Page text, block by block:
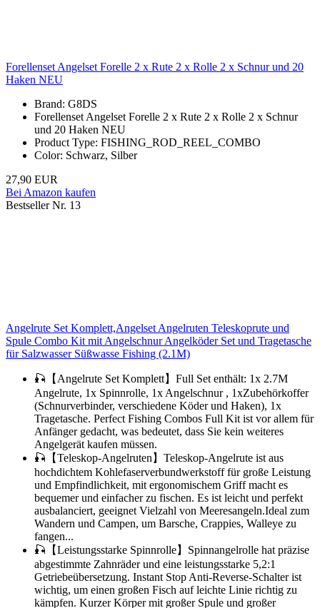
Forellenset Angelset Forelle 2 x Rute 2 x Rolle 2 x Schnur und 20
Haken NEU
Brand: G8DS
Forellenset Angelset Forelle 2 x Rute 2 x Rolle 2 x Schnur
und 20 Haken NEU
Product Type: FISHING_ROD_REEL_COMBO
Color: Schwarz, Silber
27,90 EUR
Bei Amazon kaufen
Bestseller Nr. 13
Angelrute Set Komplett,Angelset Angelruten Teleskoprute und
Spule Combo Kit mit Angelschnur Angelköder Set und Tragetasche
für Salzwasser Süßwasse Fishing (2.1M)
🎣【Angelrute Set Komplett】Full Set enthält: 1x 2.7M
Angelrute, 1x Spinnrolle, 1x Angelschnur , 1xZubehörkoffer
(Schnurverbinder, verschiedene Köder und Haken), 1x
Tragetasche. Perfect Fishing Combos Full Kit ist vor allem für
Anfänger gedacht, was bedeutet, dass Sie kein weiteres
Angelgerät kaufen müssen.
🎣【Teleskop-Angelruten】Teleskop-Angelrute ist aus
hochdichtem Kohlefaserverbundwerkstoff für große Leistung
und Empfindlichkeit, mit ergonomischem Griff macht es
bequemer und einfacher zu fischen. Es ist leicht und perfekt
ausbalanciert, geeignet Vielzahl von Meeresangeln.Ideal zum
Wandern und Campen, um Barsche, Crappies, Walleye zu
fangen...
🎣【Leistungsstarke Spinnrolle】Spinnangelrolle hat präzise
abgestimmte Zahnräder und eine leistungsstarke 5,2:1
Getriebeübersetzung. Instant Stop Anti-Reverse-Schalter ist
wichtig, um einen großen Fisch auf leichte Linie richtig zu
kämpfen. Kurzer Körper mit großer Spule und großer